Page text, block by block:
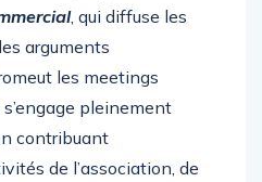
, qui diffuse les
arguments
les meetings
s’engage pleinement
contribuant
de l’association, de